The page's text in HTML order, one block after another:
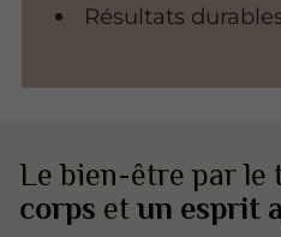
Résultats
Le bien-être par le
corps etun esprit